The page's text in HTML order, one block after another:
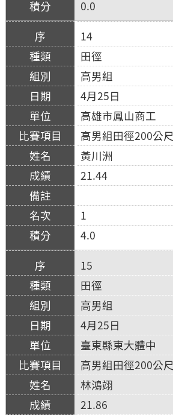
0.0
14
田徑
高男組
4月25日
高雄市鳳山商工
高男組田徑200公尺
黃川洲
21.44
1
4.0
15
田徑
高男組
4月25日
臺東縣東大體中
高男組田徑200公尺
林鴻翊
21.86